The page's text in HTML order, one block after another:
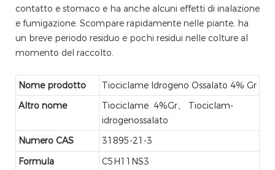
contatto e stomaco e ha anche alcuni effetti di inalazione
e fumigazione. Scompare rapidamente nelle piante, ha
un breve periodo residuo e pochi residui nelle colture al
momento del raccolto.
Nome prodotto
Tiociclame Idrogeno Ossalato 4% Gr
Altro nome
Tiociclame 4%Gr、 Tiociclam-
idrogenossalato
Numero CAS
31895-21-3
Formula
C5H11NS3